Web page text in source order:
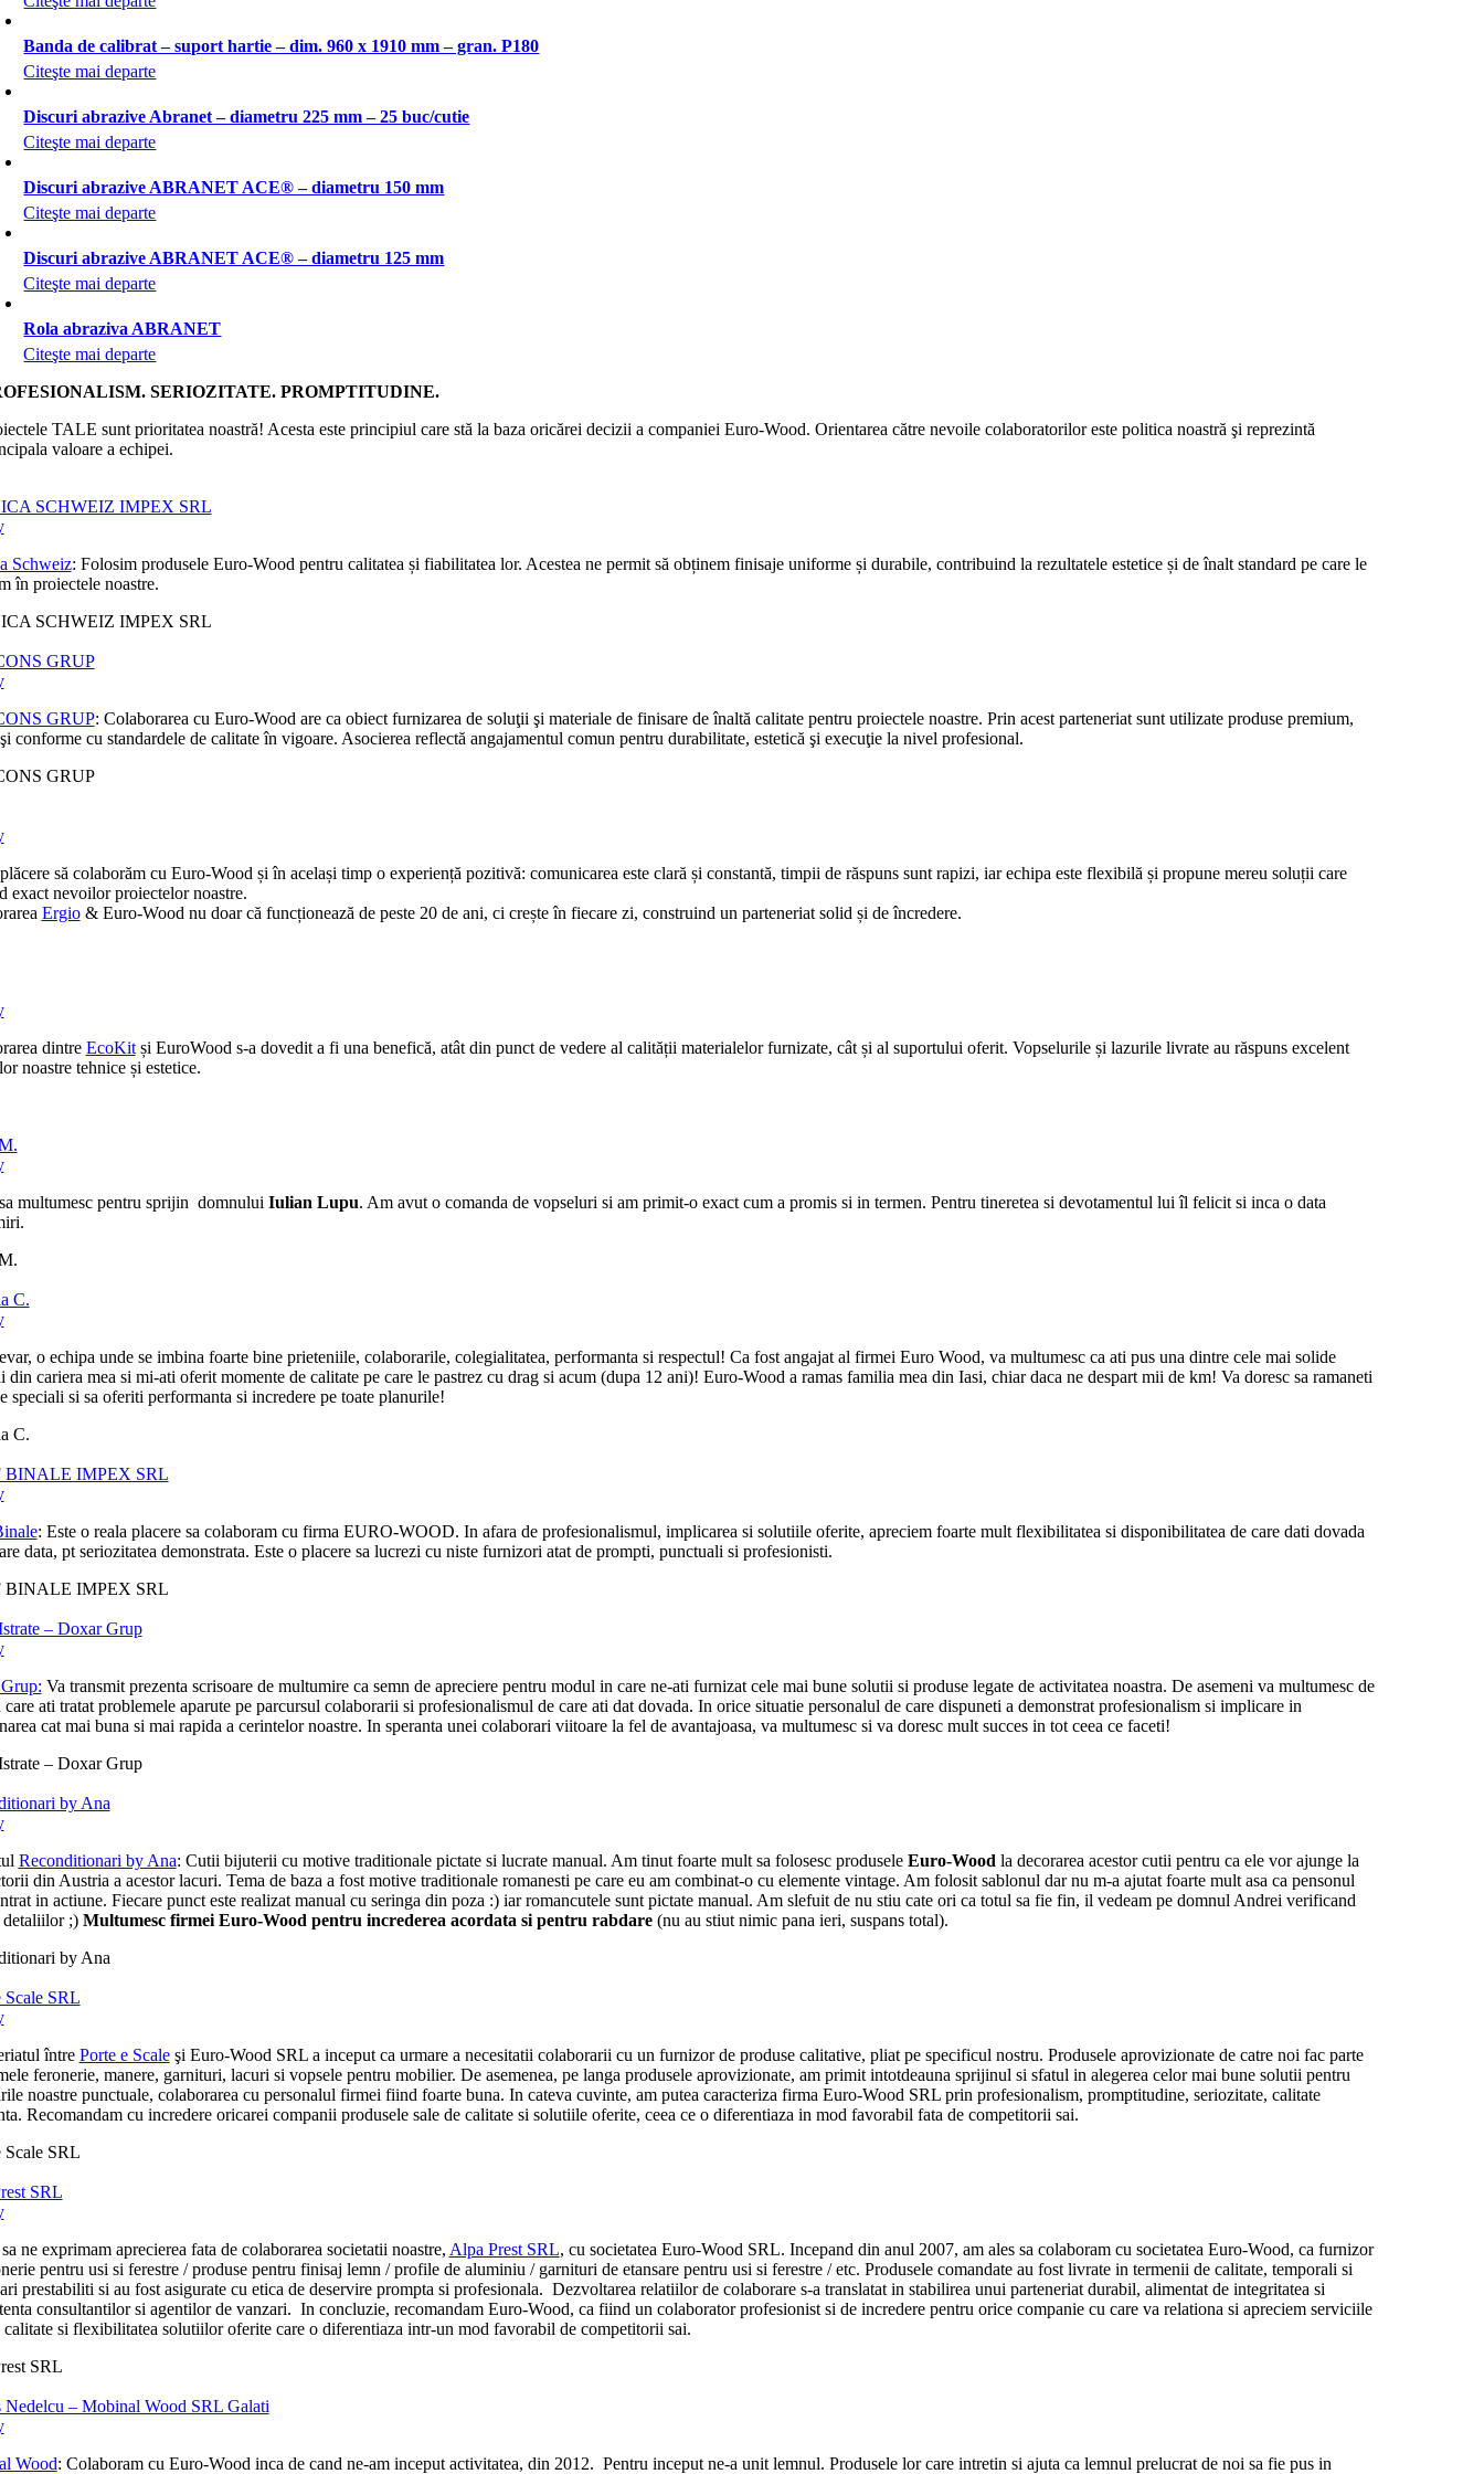
Banda de calibrat – suport hartie – dim. 960 x 1910 mm – gran. P180
Citeşte mai departe
Discuri abrazive Abranet – diametru 225 mm – 25 buc/cutie
Citeşte mai departe
Discuri abrazive ABRANET ACE® – diametru 150 mm
Citeşte mai departe
Discuri abrazive ABRANET ACE® – diametru 125 mm
Citeşte mai departe
Rola abraziva ABRANET
Citeşte mai departe
SERIOZITATE. PROMPTITUDINE.
TALE sunt prioritatea noastră! Acesta este principiul care stă la baza oricărei decizii a companiei Euro-Wood. Orientarea către nevoile colaboratorilor este politica noastră şi reprezintă
valoare a echipei.
SCHWEIZ IMPEX SRL
Schweiz: Folosim produsele Euro-Wood pentru calitatea și fiabilitatea lor. Acestea ne permit să obținem finisaje uniforme și durabile, contribuind la rezultatele estetice și de înalt standard pe care le
în proiectele noastre.
SCHWEIZ IMPEX SRL
GRUP
GRUP: Colaborarea cu Euro-Wood are ca obiect furnizarea de soluţii şi materiale de finisare de înaltă calitate pentru proiectele noastre. Prin acest parteneriat sunt utilizate produse premium,
conforme cu standardele de calitate în vigoare. Asocierea reflectă angajamentul comun pentru durabilitate, estetică şi execuţie la nivel profesional.
GRUP
să colaborăm cu Euro-Wood și în același timp o experiență pozitivă: comunicarea este clară și constantă, timpii de răspuns sunt rapizi, iar echipa este flexibilă și propune mereu soluții care
exact nevoilor proiectelor noastre.
Ergio& Euro-Wood nu doar că funcționează de peste 20 de ani, ci crește în fiecare zi, construind un parteneriat solid și de încredere.
dintre EcoKitși EuroWood s-a dovedit a fi una benefică, atât din punct de vedere al calității materialelor furnizate, cât și al suportului oferit. Vopselurile și lazurile livrate au răspuns excelent
noastre tehnice și estetice.
multumesc pentru sprijin domnului Iulian Lupu. Am avut o comanda de vopseluri si am primit-o exact cum a promis si in termen. Pentru tineretea si devotamentul lui îl felicit si inca o data
C.
o echipa unde se imbina foarte bine prieteniile, colaborarile, colegialitatea, performanta si respectul! Ca fost angajat al firmei Euro Wood, va multumesc ca ati pus una dintre cele mai solide
din cariera mea si mi-ati oferit momente de calitate pe care le pastrez cu drag si acum (dupa 12 ani)! Euro-Wood a ramas familia mea din Iasi, chiar daca ne despart mii de km! Va doresc sa ramaneti
speciali si sa oferiti performanta si incredere pe toate planurile!
C.
BINALE IMPEX SRL
: Este o reala placere sa colaboram cu firma EURO-WOOD. In afara de profesionalismul, implicarea si solutiile oferite, apreciem foarte mult flexibilitatea si disponibilitatea de care dati dovada
data, pt seriozitatea demonstrata. Este o placere sa lucrezi cu niste furnizori atat de prompti, punctuali si profesionisti.
BINALE IMPEX SRL
– Doxar Grup
Va transmit prezenta scrisoare de multumire ca semn de apreciere pentru modul in care ne-ati furnizat cele mai bune solutii si produse legate de activitatea noastra. De asemeni va multumesc de
ati tratat problemele aparute pe parcursul colaborarii si profesionalismul de care ati dat dovada. In orice situatie personalul de care dispuneti a demonstrat profesionalism si implicare in
cat mai buna si mai rapida a cerintelor noastre. In speranta unei colaborari viitoare la fel de avantajoasa, va multumesc si va doresc mult succes in tot ceea ce faceti!
– Doxar Grup
by Ana
Reconditionari by Ana: Cutii bijuterii cu motive traditionale pictate si lucrate manual. Am tinut foarte mult sa folosesc produsele Euro-Wood la decorarea acestor cutii pentru ca ele vor ajunge la
din Austria a acestor lacuri. Tema de baza a fost motive traditionale romanesti pe care eu am combinat-o cu elemente vintage. Am folosit sablonul dar nu m-a ajutat foarte mult asa ca pensonul
in actiune. Fiecare punct este realizat manual cu seringa din poza :) iar romancutele sunt pictate manual. Am slefuit de nu stiu cate ori ca totul sa fie fin, il vedeam pe domnul Andrei verificand
detaliilor ;) Multumesc firmei Euro-Wood pentru increderea acordata si pentru rabdare(nu au stiut nimic pana ieri, suspans total).
by Ana
Scale SRL
între Porte e Scaleşi Euro-Wood SRL a inceput ca urmare a necesitatii colaborarii cu un furnizor de produse calitative, pliat pe specificul nostru. Produsele aprovizionate de catre noi fac parte
feronerie, manere, garnituri, lacuri si vopsele pentru mobilier. De asemenea, pe langa produsele aprovizionate, am primit intotdeauna sprijinul si sfatul in alegerea celor mai bune solutii pentru
noastre punctuale, colaborarea cu personalul firmei fiind foarte buna. In cateva cuvinte, am putea caracteriza firma Euro-Wood SRL prin profesionalism, promptitudine, seriozitate, calitate
Recomandam cu incredere oricarei companii produsele sale de calitate si solutiile oferite, ceea ce o diferentiaza in mod favorabil fata de competitorii sai.
Scale SRL
SRL
ne exprimam aprecierea fata de colaborarea societatii noastre, Alpa Prest SRL, cu societatea Euro-Wood SRL. Incepand din anul 2007, am ales sa colaboram cu societatea Euro-Wood, ca furnizor
pentru usi si ferestre / produse pentru finisaj lemn / profile de aluminiu / garnituri de etansare pentru usi si ferestre / etc. Produsele comandate au fost livrate in termenii de calitate, temporali si
prestabiliti si au fost asigurate cu etica de deservire prompta si profesionala. Dezvoltarea relatiilor de colaborare s-a translatat in stabilirea unui parteneriat durabil, alimentat de integritatea si
consultantilor si agentilor de vanzari. In concluzie, recomandam Euro-Wood, ca fiind un colaborator profesionist si de incredere pentru orice companie cu care va relationa si apreciem serviciile
calitate si flexibilitatea solutiilor oferite care o diferentiaza intr-un mod favorabil de competitorii sai.
SRL
Nedelcu – Mobinal Wood SRL Galati
Wood: Colaboram cu Euro-Wood inca de cand ne-am inceput activitatea, din 2012. Pentru inceput ne-a unit lemnul. Produsele lor care intretin si ajuta ca lemnul prelucrat de noi sa fie pus in